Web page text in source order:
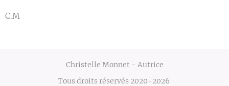
C.M
Christelle Monnet - Autrice
Tous droits réservés 2020-2026